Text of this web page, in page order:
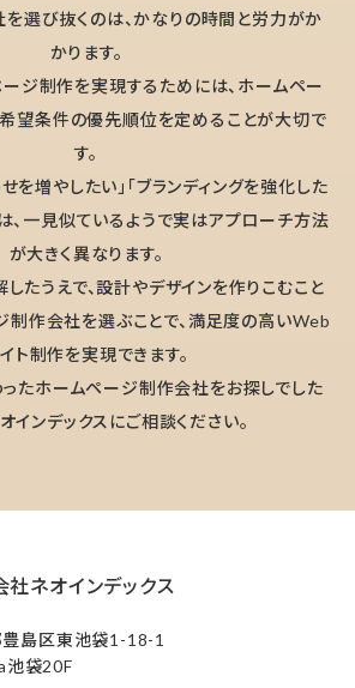
選び抜くのは、かなりの時間と労力がか
かります。
ジ制作を実現するためには、ホームペー
望条件の優先順位を定めることが大切で
す。
を増やしたい」「ブランディングを強化した
、一見似ているようで実はアプローチ方法
が大きく異なります。
したうえで、設計やデザインを作りこむこと
制作会社を選ぶことで、満足度の高いWeb
ト制作を実現できます。
たホームページ制作会社をお探しでした
インデックスにご相談ください。
社ネオインデックス
島区東池袋1-18-1
池袋20F